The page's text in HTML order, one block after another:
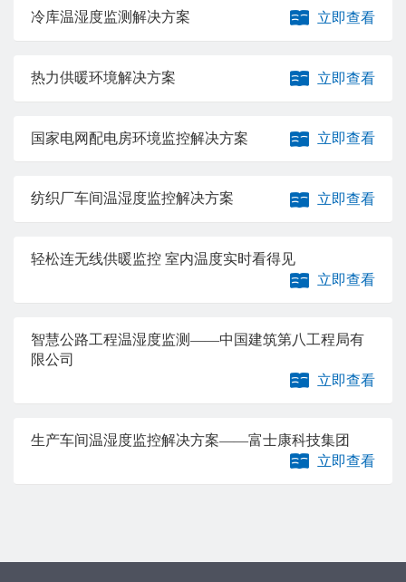
冷库温湿度监测解决方案 立即查看
热力供暖环境解决方案 立即查看
国家电网配电房环境监控解决方案 立即查看
纺织厂车间温湿度监控解决方案 立即查看
轻松连无线供暖监控 室内温度实时看得见
立即查看
智慧公路工程温湿度监测——中国建筑第八工程局有
限公司
立即查看
生产车间温湿度监控解决方案——富士康科技集团
立即查看